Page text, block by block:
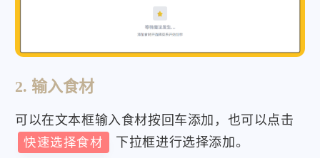
2. 输入食材
可以在文本框输入食材按回车添加，也可以点击
快速选择食材
下拉框进行选择添加。